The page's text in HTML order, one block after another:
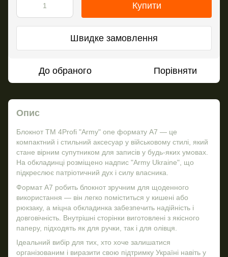
Купити
Швидке замовлення
До обраного Порівняти
Опис
Блокнот TM 4Profi "Army" one формату А7 — це
компактний і стильний аксесуар у військовому стилі, який
стане вірним супутником для записів у будь-яких умовах.
На обкладинці розміщено надпис "Army Ukraine", що
підкреслює патріотичний дух і силу власника.
Формат А7 робить блокнот зручним для щоденного
використання — він легко поміститься у кишені або
рюкзаку, а міцна обкладинка забезпечить надійність і
довговічність. Внутрішні сторінки виготовлені з якісного
паперу, підходять як для ручки, так і для олівця.
Ідеальний вибір для тих, хто хоче залишатися
організованим і виразити свою підтримку Україні навіть у